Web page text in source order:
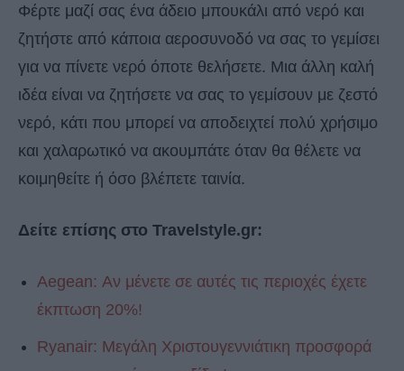
Φέρτε μαζί σας ένα άδειο μπουκάλι από νερό και
ζητήστε από κάποια αεροσυνοδό να σας το γεμίσει
για να πίνετε νερό όποτε θελήσετε. Μια άλλη καλή
ιδέα είναι να ζητήσετε να σας το γεμίσουν με ζεστό
νερό, κάτι που μπορεί να αποδειχτεί πολύ χρήσιμο
και χαλαρωτικό να ακουμπάτε όταν θα θέλετε να
κοιμηθείτε ή όσο βλέπετε ταινία.
Δείτε επίσης στο Travelstyle.gr:
Aegean: Αν μένετε σε αυτές τις περιοχές έχετε
έκπτωση 20%!
Ryanair: Μεγάλη Χριστουγεννιάτικη προσφορά